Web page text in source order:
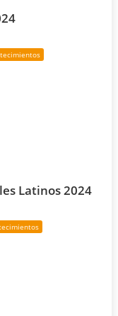
Latinos 2024